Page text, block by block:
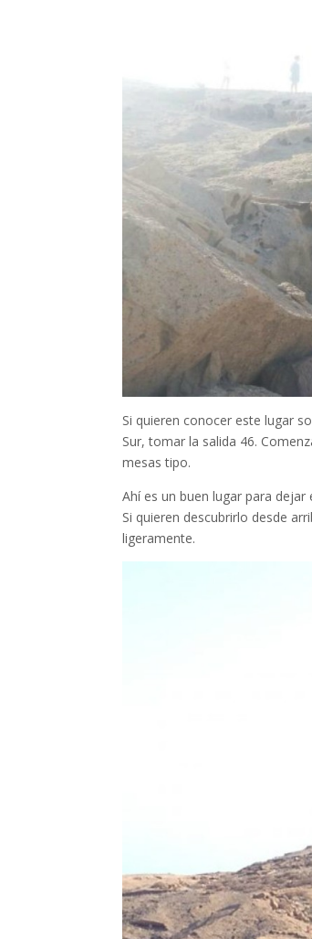
Si quieren conocer este lugar
Sur, tomar la salida 46.
mesas tipo.
Ahí es un buen lugar para dejar
Si quieren descubrirlo desde
ligeramente.